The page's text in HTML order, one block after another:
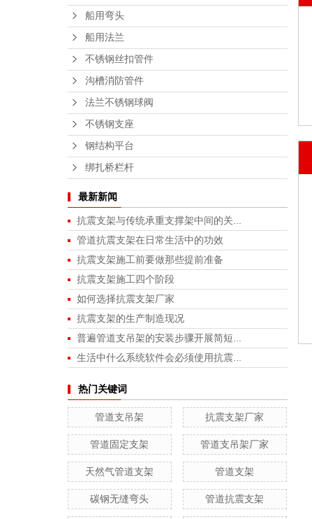
船用弯头
船用法兰
不锈钢丝扣管件
沟槽消防管件
法兰不锈钢球阀
不锈钢支座
钢结构平台
绑扎桥栏杆
最新新闻
抗震支架与传统承重支撑架中间的关...
管道抗震支架在日常生活中的功效
抗震支架施工前要做那些提前准备
抗震支架施工四个阶段
如何选择抗震支架厂家
抗震支架的生产制造现况
普遍管道支吊架的安装步骤开展简短...
生活中什么系统软件会必须使用抗震...
热门关键词
管道支吊架 抗震支架厂家
管道固定支架 管道支吊架厂家
天然气管道支架 管道支架
碳钢无缝弯头 管道抗震支架